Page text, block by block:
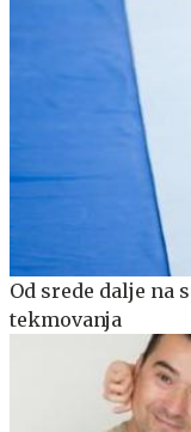
Od srede dalje
tekmovanja